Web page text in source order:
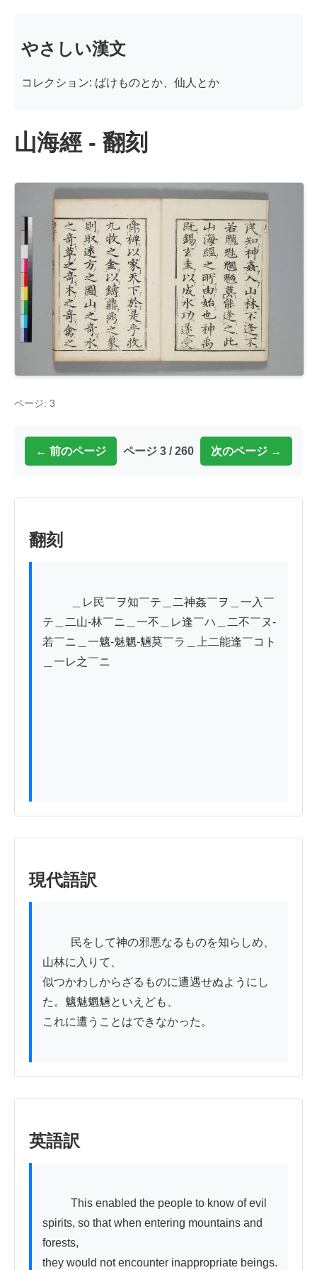
やさしい漢文
コレクション: ばけものとか、仙人とか
山海經 - 翻刻
ページ: 3
← 前のページ ページ 3 / 260 次のページ →
翻刻
テ＿二山-林￣ニ＿一不＿レ逢￣ハ＿二不￣ヌ-
若￣ニ＿一魑-魅魍-魎莫￣ラ＿上二能逢￣コト
＿一レ之￣ニ
現代語訳
山林に入りて、
似つかわしからざるものに遭遇せぬようにし
た。魑魅魍魎といえども、
これに遭うことはできなかった。
英語訳
spirits, so that when entering mountains and
forests,
they would not encounter inappropriate beings.